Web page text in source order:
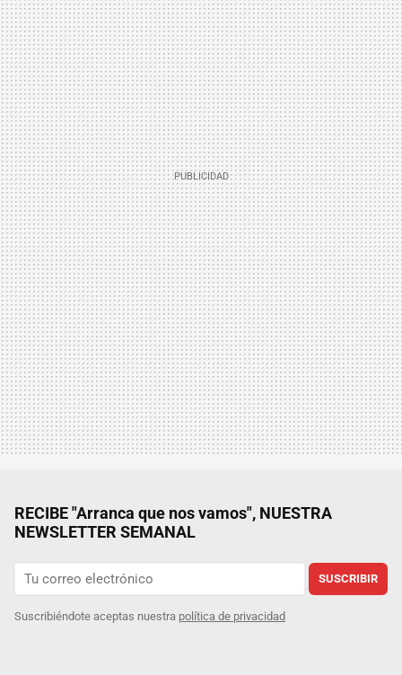
RECIBE "Arranca que nos vamos", NUESTRA
NEWSLETTER SEMANAL
SUSCRIBIR
Suscribiéndote aceptas nuestra política de privacidad